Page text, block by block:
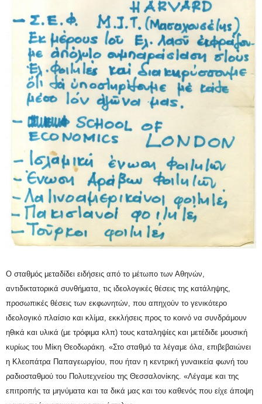
Ο σταθμός μεταδίδει ειδήσεις από το μέτωπο των Αθηνών,
αντιδικτατορικά συνθήματα, τις ιδεολογικές θέσεις της κατάληψης,
προσωπικές θέσεις των εκφωνητών, που απηχούν το γενικότερο
ιδεολογικό πλαίσιο και κλίμα, εκκλήσεις προς το κοινό να συνδράμουν
ηθικά και υλικά (με τρόφιμα κλπ) τους καταληψίες και μετέδιδε μουσική
κυρίως του Μίκη Θεοδωράκη. «Στο σταθμό τα λέγαμε όλα, επιβεβαιώνει
η Κλεοπάτρα Παπαγεωργίου, που ήταν η κεντρική γυναικεία φωνή του
ραδιοσταθμού του Πολυτεχνείου της Θεσσαλονίκης. «Λέγαμε και της
επιτροπής τα μηνύματα και τα δικά μας και του καθενός που είχε άποψη